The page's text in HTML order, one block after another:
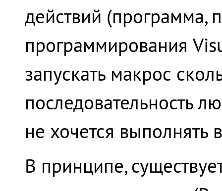
действий (программа,
программирования
запускать макрос
последовательность
не хочется выполнять
В принципе,